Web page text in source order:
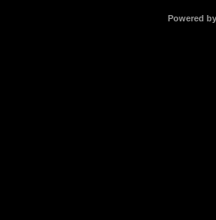
Powered